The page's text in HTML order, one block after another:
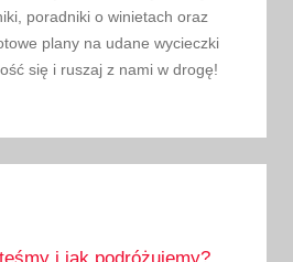
poradniki o winietach oraz
plany na udane wycieczki
się i ruszaj z nami w drogę!